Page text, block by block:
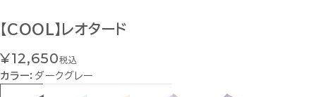
【COOL】レオタード
¥12,650税込
カラー： ダークグレー